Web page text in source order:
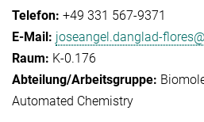
+49 331 567-9371
joseangel.danglad-
K-0.176
Automated Chemistry